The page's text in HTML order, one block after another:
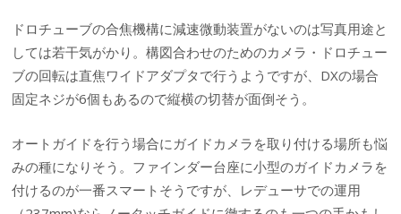
ドロチューブの合焦機構に減速微動装置がないのは写真用途と
しては若干気がかり。構図合わせのためのカメラ・ドロチュー
ブの回転は直焦ワイドアダプタで行うようですが、DXの場合
固定ネジが6個もあるので縦横の切替が面倒そう。
オートガイドを行う場合にガイドカメラを取り付ける場所も悩
みの種になりそう。ファインダー台座に小型のガイドカメラを
付けるのが一番スマートそうですが、レデューサでの運用